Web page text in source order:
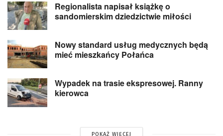
Regionalista napisał książkę o
sandomierskim dziedzictwie miłości
Nowy standard usług medycznych będą
mieć mieszkańcy Połańca
Wypadek na trasie ekspresowej. Ranny
kierowca
POKAŻ WIĘCEJ